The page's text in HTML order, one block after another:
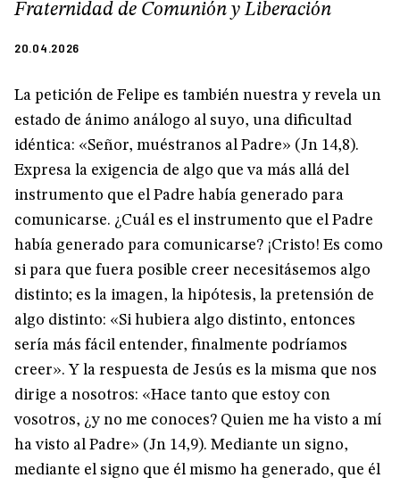
Fraternidad de Comunión y Liberación
20.04.2026
La petición de Felipe es también nuestra y revela un
estado de ánimo análogo al suyo, una dificultad
idéntica: «Señor, muéstranos al Padre» (Jn 14,8).
Expresa la exigencia de algo que va más allá del
instrumento que el Padre había generado para
comunicarse. ¿Cuál es el instrumento que el Padre
había generado para comunicarse? ¡Cristo! Es como
si para que fuera posible creer necesitásemos algo
distinto; es la imagen, la hipótesis, la pretensión de
algo distinto: «Si hubiera algo distinto, entonces
sería más fácil entender, finalmente podríamos
creer». Y la respuesta de Jesús es la misma que nos
dirige a nosotros: «Hace tanto que estoy con
vosotros, ¿y no me conoces? Quien me ha visto a mí
ha visto al Padre» (Jn 14,9). Mediante un signo,
mediante el signo que él mismo ha generado, que él